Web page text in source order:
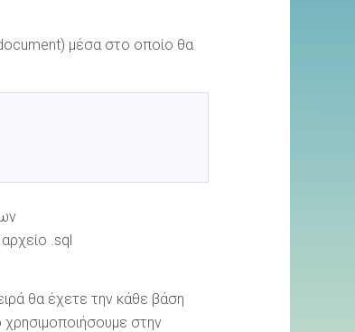
μέσα στο οποίο θα
.sql
θα έχετε την κάθε βάση
στην